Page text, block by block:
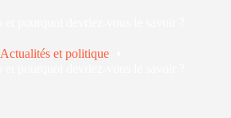
Actualités et politique